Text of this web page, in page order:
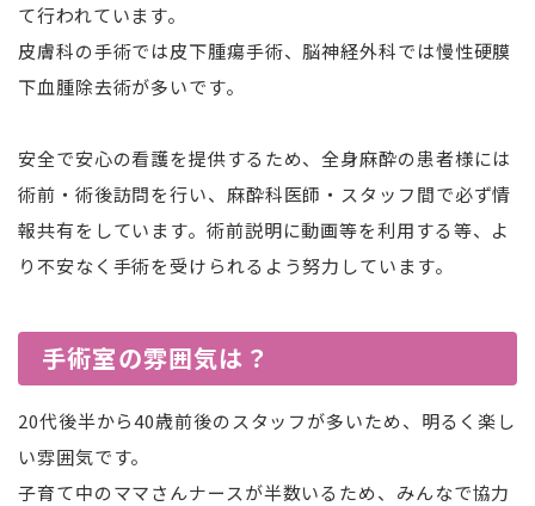
て行われています。
皮膚科の手術では皮下腫瘍手術、脳神経外科では慢性硬膜
下血腫除去術が多いです。
安全で安心の看護を提供するため、全身麻酔の患者様には
術前・術後訪問を行い、麻酔科医師・スタッフ間で必ず情
報共有をしています。術前説明に動画等を利用する等、よ
り不安なく手術を受けられるよう努力しています。
手術室の雰囲気は？
20代後半から40歳前後のスタッフが多いため、明るく楽し
い雰囲気です。
子育て中のママさんナースが半数いるため、みんなで協力